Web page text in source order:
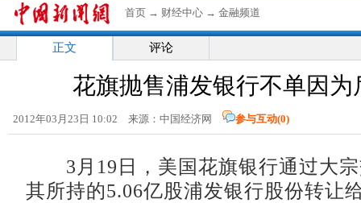
首页 → 财经中心 → 金融频道
正文 评论
花旗抛售浦发银行不单因为
2012年03月23日 10:02 来源：中国经济网 参与互动(0)
3月19日，美国花旗银行通过大宗
其所持的5.06亿股浦发银行股份转让